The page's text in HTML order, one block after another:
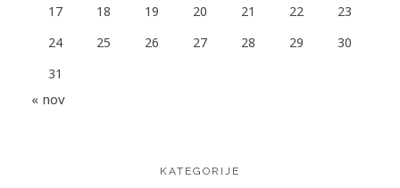
17
18 19 20 21 22
23
24
25 26 27 28 29
30
31
« nov
KATEGORIJE